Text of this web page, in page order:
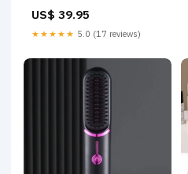
US$ 39.95
★★★★★ 5.0 (17 reviews)